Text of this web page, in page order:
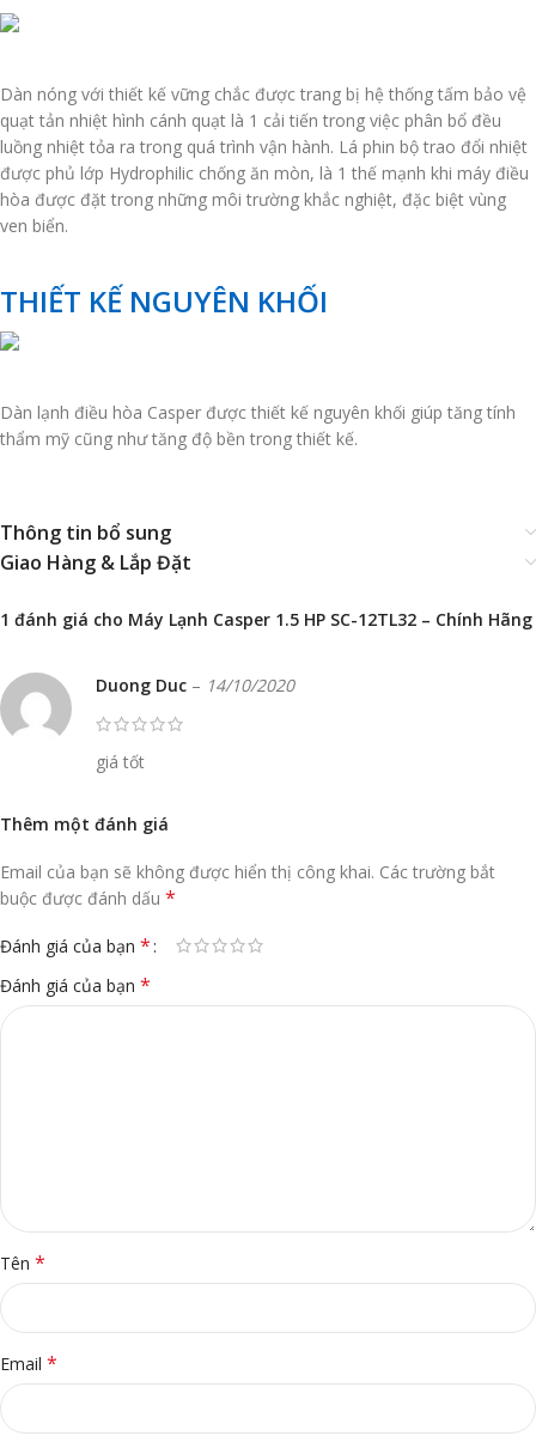
Dàn nóng với thiết kế vững chắc được trang bị hệ thống tấm bảo vệ
quạt tản nhiệt hình cánh quạt là 1 cải tiến trong việc phân bổ đều
luồng nhiệt tỏa ra trong quá trình vận hành. Lá phin bộ trao đổi nhiệt
được phủ lớp Hydrophilic chống ăn mòn, là 1 thế mạnh khi máy điều
hòa được đặt trong những môi trường khắc nghiệt, đặc biệt vùng
ven biển.
THIẾT KẾ NGUYÊN KHỐI
Dàn lạnh điều hòa Casper được thiết kế nguyên khối giúp tăng tính
thẩm mỹ cũng như tăng độ bền trong thiết kế.
Thông tin bổ sung
Giao Hàng & Lắp Đặt
1 đánh giá cho Máy Lạnh Casper 1.5 HP SC-12TL32 – Chính Hãng
Duong Duc – 14/10/2020
giá tốt
Thêm một đánh giá
Email của bạn sẽ không được hiển thị công khai. Các trường bắt
buộc được đánh dấu *
Đánh giá của bạn *
Đánh giá của bạn *
Tên *
Email *